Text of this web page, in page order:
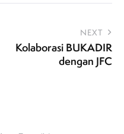
NEXT
Kolaborasi BUKADIR
dengan JFC